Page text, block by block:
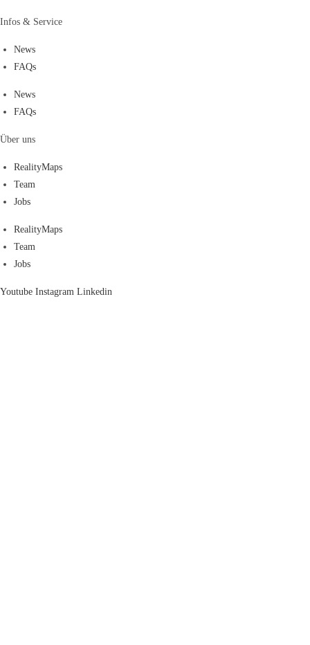
Infos & Service
News
FAQs
News
FAQs
Über uns
RealityMaps
Team
Jobs
RealityMaps
Team
Jobs
Youtube Instagram Linkedin